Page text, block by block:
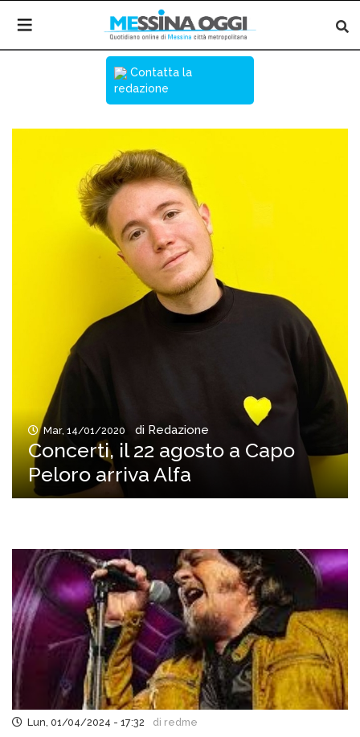
Contatta la
redazione
Mar, 14/01/2020 di Redazione
Concerti, il 22 agosto a Capo
Peloro arriva Alfa
Lun, 01/04/2024 - 17:32 di redme